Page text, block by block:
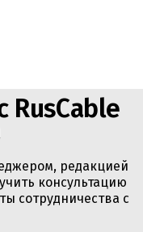
RusCable
редакцией
консультацию
сотрудничества с